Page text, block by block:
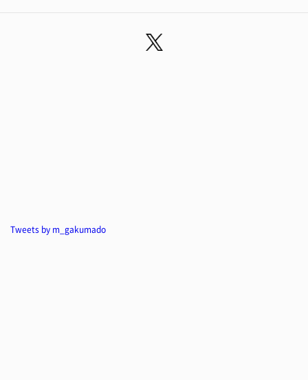
Tweets by m_gakumado